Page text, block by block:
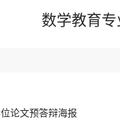
数学教育
论文预答辩海报